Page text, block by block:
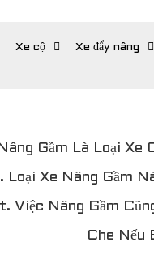
Xe cộ Xe đẩy nâng
Gầm Là Loại Xe
Loại Xe Nâng Gầm
Việc Nâng Gầm
Che Nếu